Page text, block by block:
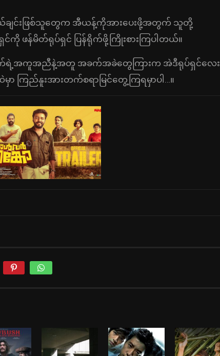
ျင်းဖြစ်သူတွေက အီယန့်ကိုအားပေးဖို့အတွက် သူတို့
ပ်ရှင်ကို ဖန်မိတ်ရုပ်ရှင် ပြန်ရိုက်ဖို့ကြိုးစားကြပါတယ်။
ရဲ့အကူအညီနဲ့အတူ အခက်အခဲတွေကြားက အဲဒီရုပ်ရှင်လေး
မှာ ကြည်နူးအားတက်စရာမြင်တွေ့ကြရမှာပါ…။